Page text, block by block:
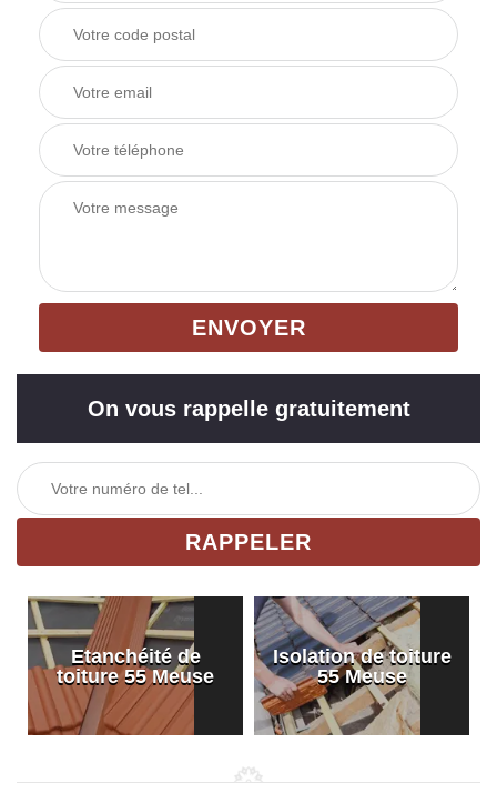
On vous rappelle gratuitement
Etanchéité de
toiture 55 Meuse
Isolation de toiture
55 Meuse